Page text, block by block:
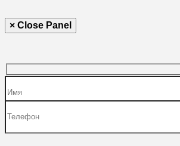
× Close Panel